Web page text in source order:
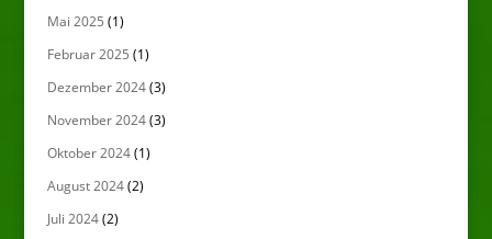
Mai 2025 (1)
Februar 2025 (1)
Dezember 2024(3)
November 2024(3)
Oktober 2024(1)
August 2024(2)
Juli 2024(2)